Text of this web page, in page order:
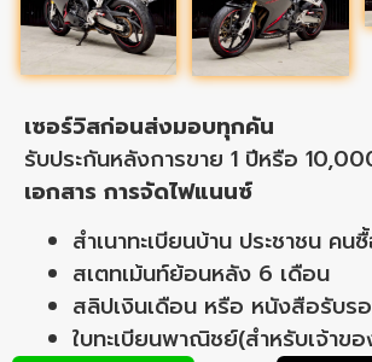
เซอร์วิสก่อนส่งมอบทุกคัน
รับประกันหลังการขาย 1 ปีหรือ
เอกสาร การจัดไฟแนนซ์
สำเนาทะเบียนบ้าน ประชาชน ค
สเตทเม้นท์ย้อนหลัง 6 เดือน
สลิปเงินเดือน หรือ หนังสือรับร
ใบทะเบียนพาณิชย์(สำหรับเจ้าข